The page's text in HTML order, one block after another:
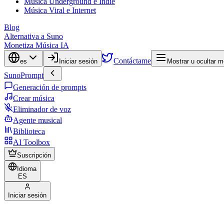
Música Viral e Internet
Blog
Alternativa a Suno
Monetiza Música IA
es Iniciar sesión Contáctame Mostrar u ocultar
SunoPrompt
Generación de prompts
Crear música
Eliminador de voz
Agente musical
Biblioteca
AI Toolbox
Suscripción
Idioma
ES
Iniciar sesión